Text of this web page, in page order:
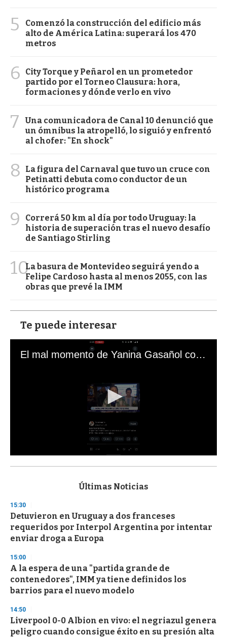
5
Comenzó la construcción del edificio más
alto de América Latina: superará los 470
metros
6
City Torque y Peñarol en un prometedor
partido por el Torneo Clausura: hora,
formaciones y dónde verlo en vivo
7
Una comunicadora de Canal 10 denunció que
un ómnibus la atropelló, lo siguió y enfrentó
al chofer: "En shock"
8
La figura del Carnaval que tuvo un cruce con
Petinatti debuta como conductor de un
histórico programa
9
Correrá 50 km al día por todo Uruguay: la
historia de superación tras el nuevo desafío
de Santiago Stirling
10La basura de Montevideo seguirá yendo a
Felipe Cardoso hasta al menos 2055, con las
obras que prevé la IMM
Te puede interesar
El mal momento de Yanina Gasañol con un hincha argentino en "Subrayado"
s
d
s
o
f
3
s
e
c
o
n
Últimas Noticias
15:30
Detuvieron en Uruguay a dos franceses
requeridos por Interpol Argentina por intentar
enviar droga a Europa
15:00
A la espera de una "partida grande de
contenedores", IMM ya tiene definidos los
barrios para el nuevo modelo
14:50
Liverpool 0-0 Albion en vivo: el negriazul genera
peligro cuando consigue éxito en su presión alta